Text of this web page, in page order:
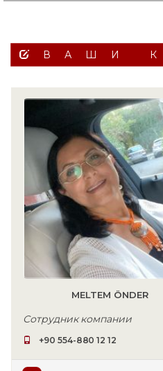
ВАШИ
MELTEM ÖNDER
Сотрудник компании
+90 554-880 12 12